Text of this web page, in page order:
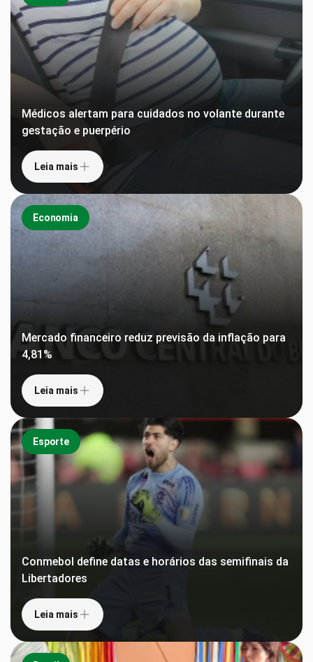
Médicos alertam para cuidados no volante durante
gestação e puerpério
Leia mais
Economia
Mercado financeiro reduz previsão da inflação para
4,81%
Leia mais
Esporte
Conmebol define datas e horários das semifinais da
Libertadores
Leia mais